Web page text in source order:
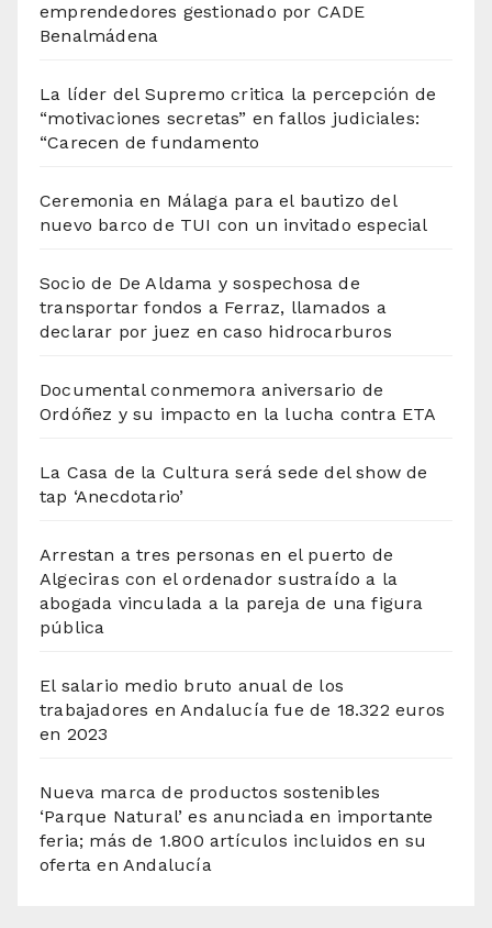
emprendedores gestionado por CADE
Benalmádena
La líder del Supremo critica la percepción de
“motivaciones secretas” en fallos judiciales:
“Carecen de fundamento
Ceremonia en Málaga para el bautizo del
nuevo barco de TUI con un invitado especial
Socio de De Aldama y sospechosa de
transportar fondos a Ferraz, llamados a
declarar por juez en caso hidrocarburos
Documental conmemora aniversario de
Ordóñez y su impacto en la lucha contra ETA
La Casa de la Cultura será sede del show de
tap ‘Anecdotario’
Arrestan a tres personas en el puerto de
Algeciras con el ordenador sustraído a la
abogada vinculada a la pareja de una figura
pública
El salario medio bruto anual de los
trabajadores en Andalucía fue de 18.322 euros
en 2023
Nueva marca de productos sostenibles
‘Parque Natural’ es anunciada en importante
feria; más de 1.800 artículos incluidos en su
oferta en Andalucía